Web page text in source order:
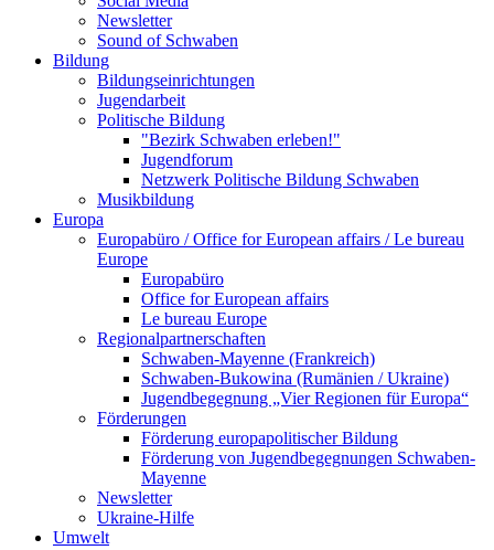
Newsletter
Sound of Schwaben
Bildung
Bildungseinrichtungen
Jugendarbeit
Politische Bildung
"Bezirk Schwaben erleben!"
Jugendforum
Netzwerk Politische Bildung Schwaben
Musikbildung
Europa
Europabüro / Office for European affairs / Le bureau
Europe
Europabüro
Office for European affairs
Le bureau Europe
Regionalpartnerschaften
Schwaben-Mayenne (Frankreich)
Schwaben-Bukowina (Rumänien / Ukraine)
Jugendbegegnung „Vier Regionen für Europa“
Förderungen
Förderung europapolitischer Bildung
Förderung von Jugendbegegnungen Schwaben-
Mayenne
Newsletter
Ukraine-Hilfe
Umwelt